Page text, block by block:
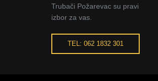
Trubači Požarevac su pravi
izbor za vas.
TEL: 062 1832 301